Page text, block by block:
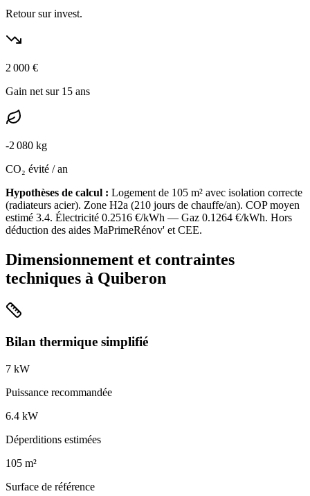
Retour sur invest.
2 000 €
Gain net sur 15 ans
-2 080 kg
CO₂ évité / an
Hypothèses de calcul : Logement de 105 m² avec isolation correcte
(radiateurs acier). Zone H2a (210 jours de chauffe/an). COP moyen
estimé 3.4. Électricité 0.2516 €/kWh — Gaz 0.1264 €/kWh. Hors
déduction des aides MaPrimeRénov' et CEE.
Dimensionnement et contraintes
techniques à Quiberon
Bilan thermique simplifié
7 kW
Puissance recommandée
6.4 kW
Déperditions estimées
105 m²
Surface de référence